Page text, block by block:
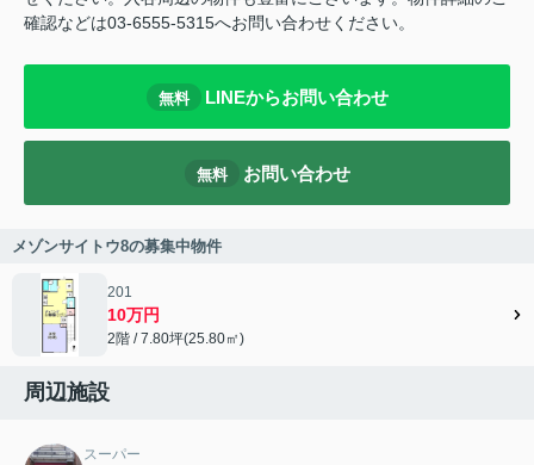
確認などは03-6555-5315へお問い合わせください。
無料 LINEからお問い合わせ
無料 お問い合わせ
メゾンサイトウ8の募集中物件
201
10万円
2階 / 7.80坪(25.80㎡)
周辺施設
スーパー